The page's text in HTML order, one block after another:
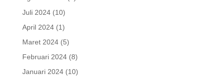
Juli 2024(10)
April 2024(1)
Maret 2024(5)
Februari 2024(8)
Januari 2024(10)